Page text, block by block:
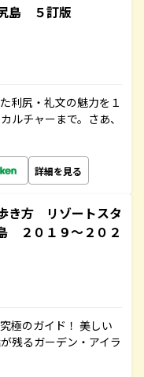
島 ５訂版
利尻・礼文の魅力を１
ルチャーまで。さあ、
詳細を見る
き方 リゾートスタ
２０１９～２０２
極のガイド！ 美しい
残るガーデン・アイラ